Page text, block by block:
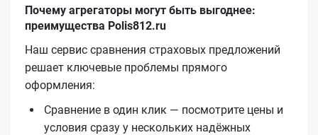
Почему агрегаторы могут быть выгоднее:
преимущества Polis812.ru
Наш сервис сравнения страховых предложений
решает ключевые проблемы прямого
оформления:
Сравнение в один клик — посмотрите цены и
условия сразу у нескольких надёжных